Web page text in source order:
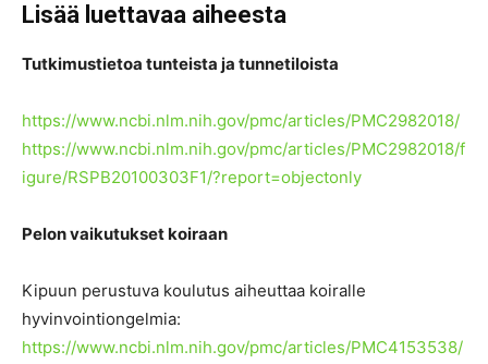
Lisää luettavaa aiheesta
Tutkimustietoa tunteista ja tunnetiloista
https://www.ncbi.nlm.nih.gov/pmc/articles/PMC2982018/
https://www.ncbi.nlm.nih.gov/pmc/articles/PMC2982018/f
igure/RSPB20100303F1/?report=objectonly
Pelon vaikutukset koiraan
Kipuun perustuva koulutus aiheuttaa koiralle
hyvinvointiongelmia:
https://www.ncbi.nlm.nih.gov/pmc/articles/PMC4153538/